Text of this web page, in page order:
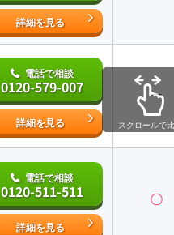
詳細を見る
電話で相談
0120-579-007
詳細を見る
ー
電話で相談
0120-511-511
詳細を見る
〇
スクロールで